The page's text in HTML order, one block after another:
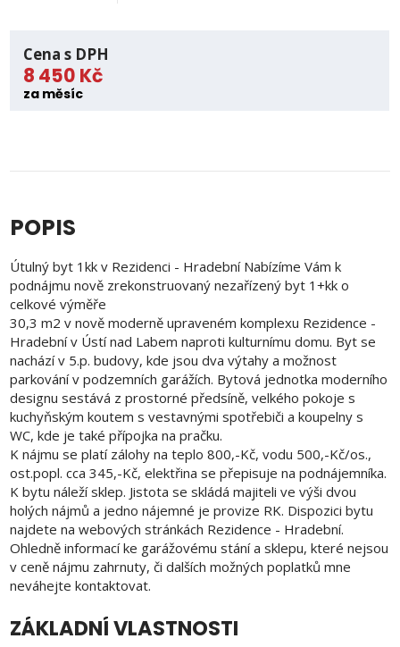
Cena s DPH
8 450 Kč
za měsíc
POPIS
Útulný byt 1kk v Rezidenci - Hradební Nabízíme Vám k
podnájmu nově zrekonstruovaný nezařízený byt 1+kk o
celkové výměře
30,3 m2 v nově moderně upraveném komplexu Rezidence -
Hradební v Ústí nad Labem naproti kulturnímu domu. Byt se
nachází v 5.p. budovy, kde jsou dva výtahy a možnost
parkování v podzemních garážích. Bytová jednotka moderního
designu sestává z prostorné předsíně, velkého pokoje s
kuchyňským koutem s vestavnými spotřebiči a koupelny s
WC, kde je také přípojka na pračku.
K nájmu se platí zálohy na teplo 800,-Kč, vodu 500,-Kč/os.,
ost.popl. cca 345,-Kč, elektřina se přepisuje na podnájemníka.
K bytu náleží sklep. Jistota se skládá majiteli ve výši dvou
holých nájmů a jedno nájemné je provize RK. Dispozici bytu
najdete na webových stránkách Rezidence - Hradební.
Ohledně informací ke garážovému stání a sklepu, které nejsou
v ceně nájmu zahrnuty, či dalších možných poplatků mne
neváhejte kontaktovat.
ZÁKLADNÍ VLASTNOSTI